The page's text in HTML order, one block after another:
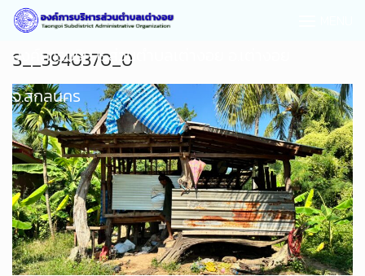
องค์การบริหารส่วนตำบลเต่างอย อ.เต่างอย
จ.สกลนคร
S__3940370_0